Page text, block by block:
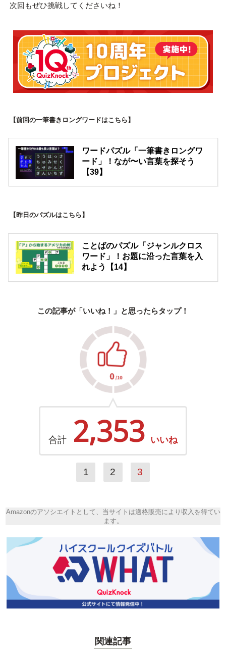
次回もぜひ挑戦してくださいね！
【前回の一筆書きロングワードはこちら】
ワードパズル「一筆書きロングワ
ード」！なが〜い言葉を探そう
【39】
【昨日のパズルはこちら】
ことばのパズル「ジャンルクロス
ワード」！お題に沿った言葉を入
れよう【14】
この記事が「いいね！」と思ったらタップ！
合計 2,353 いいね
1 2 3
Amazonのアソシエイトとして、当サイトは適格販売により収入を得てい
ます。
関連記事